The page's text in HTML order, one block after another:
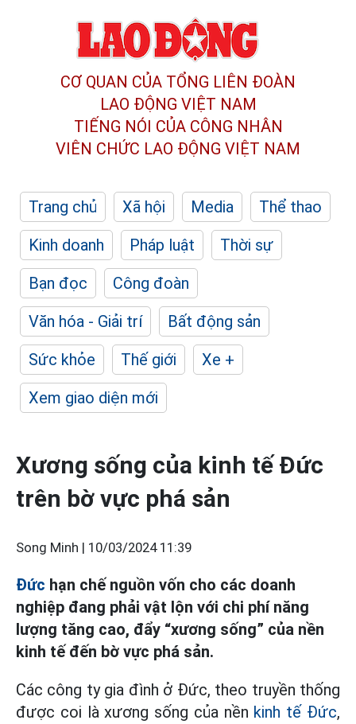
CƠ QUAN CỦA TỔNG LIÊN ĐOÀN
LAO ĐỘNG VIỆT NAM
TIẾNG NÓI CỦA CÔNG NHÂN
VIÊN CHỨC LAO ĐỘNG VIỆT NAM
Trang chủ Xã hội Media
Thể thao
Kinh doanh
Pháp luật
Thời sự
Bạn đọc
Công đoàn
Văn hóa - Giải trí
Bất động sản
Sức khỏe
Thế giới
Xe +
Xem giao diện mới
Xương sống của kinh tế Đức
trên bờ vực phá sản
Song Minh | 10/03/2024 11:39
Đức hạn chế nguồn vốn cho các doanh
nghiệp đang phải vật lộn với chi phí năng
lượng tăng cao, đẩy “xương sống” của nền
kinh tế đến bờ vực phá sản.
Các công ty gia đình ở Đức, theo truyền thống
được coi là xương sống của nền kinh tế Đức,